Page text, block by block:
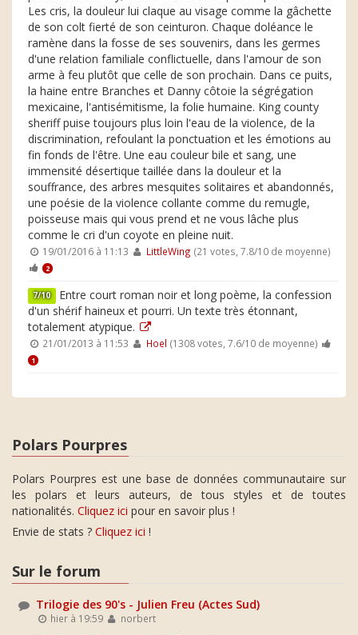
Les cris, la douleur lui claque au visage comme la gâchette
de son colt fierté de son ceinturon. Chaque doléance le
ramène dans la fosse de ses souvenirs, dans les germes
d'une relation familiale conflictuelle, dans l'amour de son
arme à feu plutôt que celle de son prochain. Dans ce puits,
la haine entre Branches et Danny côtoie la ségrégation
mexicaine, l'antisémitisme, la folie humaine. King county
sheriff puise toujours plus loin l'eau de la violence, de la
discrimination, refoulant la ponctuation et les émotions au
fin fonds de l'être. Une eau couleur bile et sang, une
immensité désertique taillée dans la douleur et la
souffrance, des arbres mesquites solitaires et abandonnés,
une poésie de la violence collante comme du remugle,
poisseuse mais qui vous prend et ne vous lâche plus
comme le cri d'un coyote en pleine nuit.
19/01/2016 à 11:13 LittleWing (21 votes, 7.8/10 de moyenne)
2
7/10 Entre court roman noir et long poème, la confession
d'un shérif haineux et pourri. Un texte très étonnant,
totalement atypique.
21/01/2013 à 11:53 Hoel (1308 votes, 7.6/10 de moyenne)
1
Polars Pourpres
Polars Pourpres est une base de données communautaire sur
les polars et leurs auteurs, de tous styles et de toutes
nationalités. Cliquez ici pour en savoir plus !
Envie de stats ? Cliquez ici !
Sur le forum
Trilogie des 90's - Julien Freu (Actes Sud)
hier à 19:59 norbert